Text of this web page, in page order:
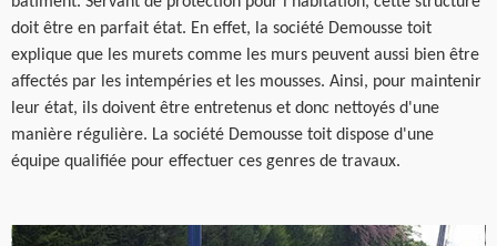
doit être en parfait état. En effet, la société Demousse toit
explique que les murets comme les murs peuvent aussi bien être
affectés par les intempéries et les mousses. Ainsi, pour maintenir
leur état, ils doivent être entretenus et donc nettoyés d'une
manière régulière. La société Demousse toit dispose d'une
équipe qualifiée pour effectuer ces genres de travaux.